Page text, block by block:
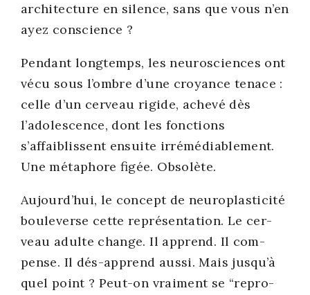
archi­tec­ture en silence, sans que vous n’en
ayez conscience ?
Pen­dant long­temps, les neu­ros­ciences ont
vécu sous l’ombre d’une croyance tenace :
celle d’un cer­veau rigide, ache­vé dès
l’adolescence, dont les fonc­tions
s’affaiblissent ensuite irré­mé­dia­ble­ment.
Une méta­phore figée. Obso­lète.
Aujourd’hui, le concept de neu­ro­plas­ti­ci­té
bou­le­verse cette repré­sen­ta­tion. Le cer­
veau adulte change. Il apprend. Il com­
pense. Il dés-apprend aus­si. Mais jusqu’à
quel point ? Peut-on vrai­ment se “repro­